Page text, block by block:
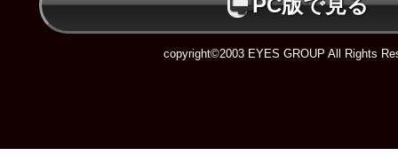
copyright©2003 EYES GROUP All Rights